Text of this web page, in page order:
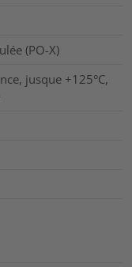
(PO-X)
jusque +125°C,